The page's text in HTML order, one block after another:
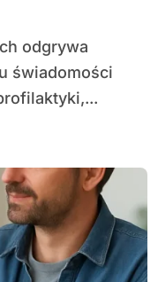
świadomości